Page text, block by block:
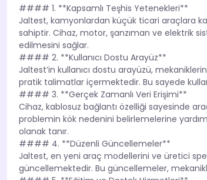
#### 1. **Kapsamlı Teşhis Yetenekleri**
Jaltest, kamyonlardan küçük ticari araçlara
sahiptir. Cihaz, motor, şanzıman ve elektrik
edilmesini sağlar.
#### 2. **Kullanıcı Dostu Arayüz**
Jaltest’in kullanıcı dostu arayüzü,
pratik talimatlar içermektedir. Bu sayede
#### 3. **Gerçek Zamanlı Veri Erişimi**
Cihaz, kablosuz bağlantı özelliği sayesinde
problemin kök nedenini belirlemelerine
olanak tanır.
#### 4. **Düzenli Güncellemeler**
Jaltest, en yeni araç modellerini ve üretici
güncellemektedir. Bu güncellemeler,